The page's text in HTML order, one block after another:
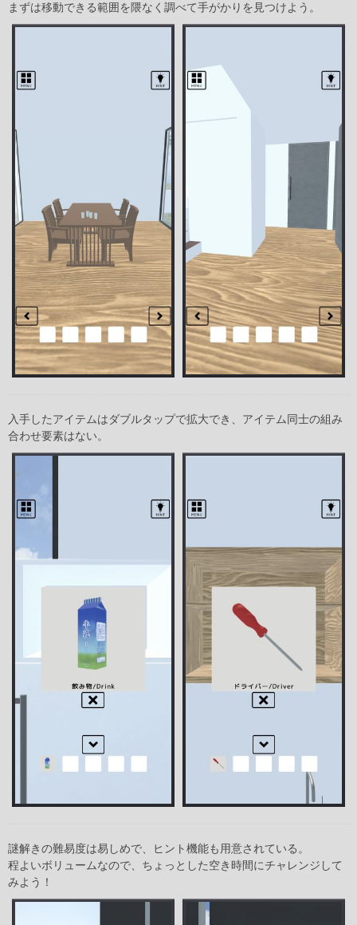
まずは移動できる範囲を隈なく調べて手がかりを見つけよう。
入手したアイテムはダブルタップで拡大でき、アイテム同士の組み
合わせ要素はない。
謎解きの難易度は易しめで、ヒント機能も用意されている。
程よいボリュームなので、ちょっとした空き時間にチャレンジして
みよう！